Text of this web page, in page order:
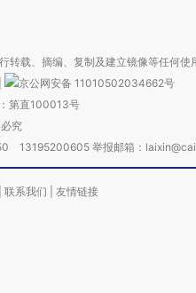
载、摘编、复制及建立镜像等任何使
京公网安备 11010502034662号
第直100013号
究
13195200605 举报邮箱：
联系我们 友情链接